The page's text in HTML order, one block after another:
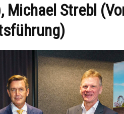
Michael Strebl